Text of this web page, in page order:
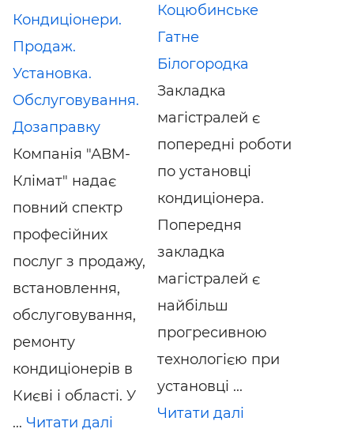
Кондиціонери.
Продаж.
Установка.
Обслуговування.
Дозаправку
Компанія "АВМ-
Клімат" надає
повний спектр
професійних
послуг з продажу,
встановлення,
обслуговування,
ремонту
кондиціонерів в
Києві і області. У
... Читати далі
Коцюбинське
Гатне
Білогородка
Закладка
магістралей є
попередні роботи
по установці
кондиціонера.
Попередня
закладка
магістралей є
найбільш
прогресивною
технологією при
установці ...
Читати далі